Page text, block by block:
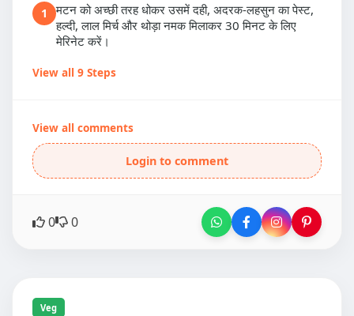
1
मटन को अच्छी तरह धोकर उसमें दही, अदरक-लहसुन का पेस्ट,
हल्दी, लाल मिर्च और थोड़ा नमक मिलाकर 30 मिनट के लिए
मेरिनेट करें।
View all 9 Steps
View all comments
Login to comment
0 0
Veg